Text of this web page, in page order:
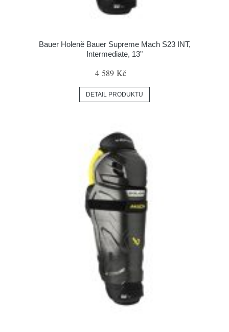
Bauer Holeně Bauer Supreme Mach S23 INT,
Intermediate, 13"
4 589 Kč
DETAIL PRODUKTU